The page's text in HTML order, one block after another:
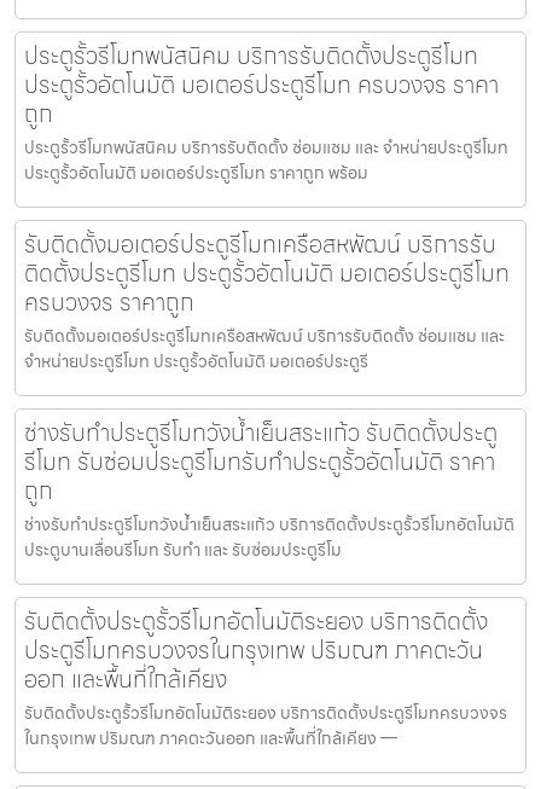
ประตูรั้วรีโมทพนัสนิคม บริการรับติดตั้งประตูรีโมท
ประตูรั้วอัตโนมัติ มอเตอร์ประตูรีโมท ครบวงจร ราคา
ถูก
ประตูรั้วรีโมทพนัสนิคม บริการรับติดตั้ง ซ่อมแซม และ จำหน่ายประตูรีโมท
ประตูรั้วอัตโนมัติ มอเตอร์ประตูรีโมท ราคาถูก พร้อม
รับติดตั้งมอเตอร์ประตูรีโมทเครือสหพัฒน์ บริการรับ
ติดตั้งประตูรีโมท ประตูรั้วอัตโนมัติ มอเตอร์ประตูรีโมท
ครบวงจร ราคาถูก
รับติดตั้งมอเตอร์ประตูรีโมทเครือสหพัฒน์ บริการรับติดตั้ง ซ่อมแซม และ
จำหน่ายประตูรีโมท ประตูรั้วอัตโนมัติ มอเตอร์ประตูรี
ช่างรับทำประตูรีโมทวังน้ำเย็นสระแก้ว รับติดตั้งประตู
รีโมท รับซ่อมประตูรีโมทรับทำประตูรั้วอัตโนมัติ ราคา
ถูก
ช่างรับทำประตูรีโมทวังน้ำเย็นสระแก้ว บริการติดตั้งประตูรั้วรีโมทอัตโนมัติ
ประตูบานเลื่อนรีโมท รับทำ และ รับซ่อมประตูรีโม
รับติดตั้งประตูรั้วรีโมทอัตโนมัติระยอง บริการติดตั้ง
ประตูรีโมทครบวงจรในกรุงเทพ ปริมณฑ ภาคตะวัน
ออก และพื้นที่ใกล้เคียง
รับติดตั้งประตูรั้วรีโมทอัตโนมัติระยอง บริการติดตั้งประตูรีโมทครบวงจร
ในกรุงเทพ ปริมณฑ ภาคตะวันออก และพื้นที่ใกล้เคียง —